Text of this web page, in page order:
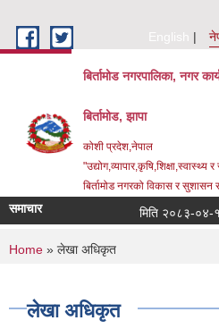
English
बिर्तामोड नगरपालिका, नगर
बिर्तामोड, झापा
कोशी प्रदेश,नेपाल
"उद्योग,व्यापार,कृषि,शिक्षा,स्वास्थ्य र
बिर्तामोड नगरको विकास र सुशासन
समाचार मिति २०८३-०४-१८
You are here
Home » लेखा अधिकृत
लेखा अधिकृत